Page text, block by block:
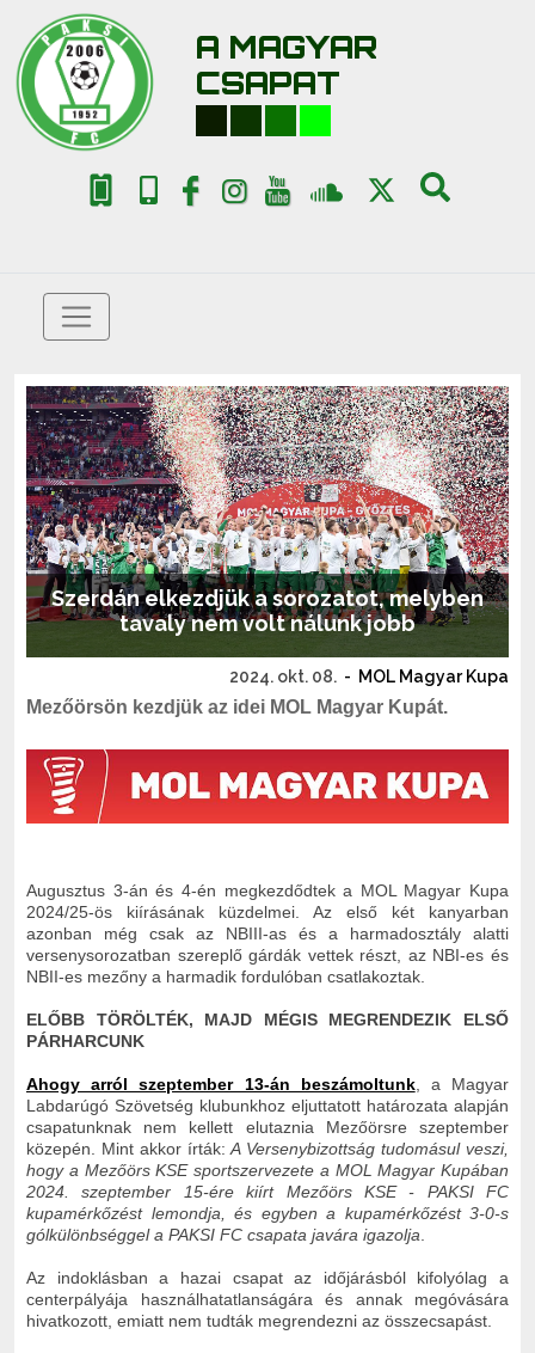
A MAGYAR
CSAPAT
Szerdán elkezdjük a sorozatot, melyben
tavaly nem volt nálunk jobb
2024. okt. 08. - MOL Magyar Kupa
Mezőörsön kezdjük az idei MOL Magyar Kupát.
Augusztus 3-án és 4-én megkezdődtek a MOL Magyar Kupa
2024/25-ös kiírásának küzdelmei. Az első két kanyarban
azonban még csak az NBIII-as és a harmadosztály alatti
versenysorozatban szereplő gárdák vettek részt, az NBI-es és
NBII-es mezőny a harmadik fordulóban csatlakoztak.
ELŐBB TÖRÖLTÉK, MAJD MÉGIS MEGRENDEZIK ELSŐ
PÁRHARCUNK
Ahogy arról szeptember 13-án beszámoltunk, a Magyar
Labdarúgó Szövetség klubunkhoz eljuttatott határozata alapján
csapatunknak nem kellett elutaznia Mezőörsre szeptember
közepén. Mint akkor írták:A Versenybizottság tudomásul veszi,
hogy a Mezőörs KSE sportszervezete a MOL Magyar Kupában
2024. szeptember 15-ére kiírt Mezőörs KSE - PAKSI FC
kupamérkőzést lemondja, és egyben a kupamérkőzést 3-0-s
gólkülönbséggel a PAKSI FC csapata javára igazolja.
Az indoklásban a hazai csapat az időjárásból kifolyólag a
centerpályája használhatatlanságára és annak megóvására
hivatkozott, emiatt nem tudták megrendezni az összecsapást.